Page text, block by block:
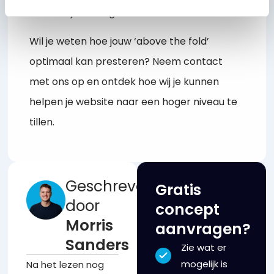
Wil je weten hoe jouw ‘above the fold’
optimaal kan presteren? Neem contact
met ons op en ontdek hoe wij je kunnen
helpen je website naar een hoger niveau te
tillen.
Geschreven
door
Morris
Sanders
Na het lezen nog
Gratis
concept
aanvragen?
Zie wat er
mogelijk is